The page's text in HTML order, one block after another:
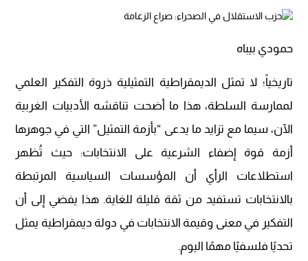
حمودي بيباه
تاريخياً؛ لا تمثل الديمقراطية التمثيلية ذروة التفكير العلمي
لممارسة السلطة، هذا ما أضحت تناقشه الأدبيات الغربية
الآن، سيما مع تزايد ما يدعى “بأزمة التمثيل” التي في جوهرها
أزمة قوة إضفاء الشرعية على الانتخابات: حيث تُظهر
استطلاعات الرأي أن المؤسسات السياسية المرتبطة
بالانتخابات تستفيد من ثقة قليلة للغاية. هذا يفضي إلى أن
التفكير في معنى وقيمة الانتخابات في دولة ديمقراطية يمثل
تحديًا فلسفيًا مهمًا اليوم.